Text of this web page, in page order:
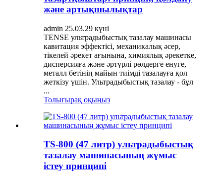
және артықшылықтар
admin 25.03.29 күні
TENSE ультрадыбыстық тазалау машинасы
кавитация эффектісі, механикалық әсер,
тікелей әрекет ағынына, химиялық әрекетке,
дисперсияға және әртүрлі рөлдерге енуге,
металл бетінің майын тиімді тазалауға қол
жеткізу үшін. Ультрадыбыстық тазалау - бұл
...
Толығырақ оқыңыз
TS-800 (47 литр) ультрадыбыстық
тазалау машинасының жұмыс
істеу принципі